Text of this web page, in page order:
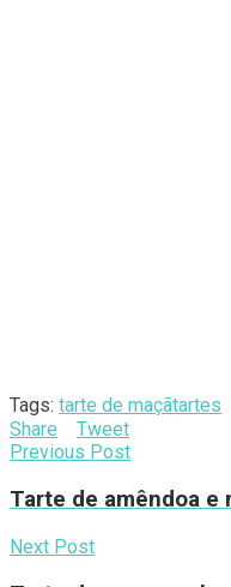
Tags: tarte de maçãtartes
Share
Tweet
Previous Post
Tarte de amêndoa e
Next Post